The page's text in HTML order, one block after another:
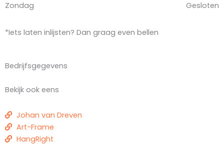
Zondag Gesloten
*Iets laten inlijsten? Dan graag even bellen
Bedrijfsgegevens
Bekijk ook eens
Johan van Dreven
Art-Frame
HangRight